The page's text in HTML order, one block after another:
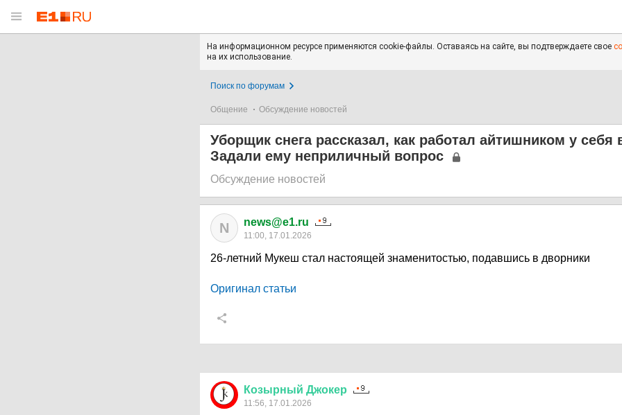
На информационном ресурсе применяются cookie-файлы. Оставаясь на сайте, вы подтверждаете свое
на их использование.
Поиск по форумам
Общение Обсуждение новостей
Уборщик снега рассказал, как работал айтишником у себя
Задали ему неприличный вопрос
Обсуждение новостей
N news@e1.ru
11:00, 17.01.2026
26-летний Мукеш стал настоящей знаменитостью, подавшись в дворники
Оригинал статьи
Козырный Джокер
11:56, 17.01.2026